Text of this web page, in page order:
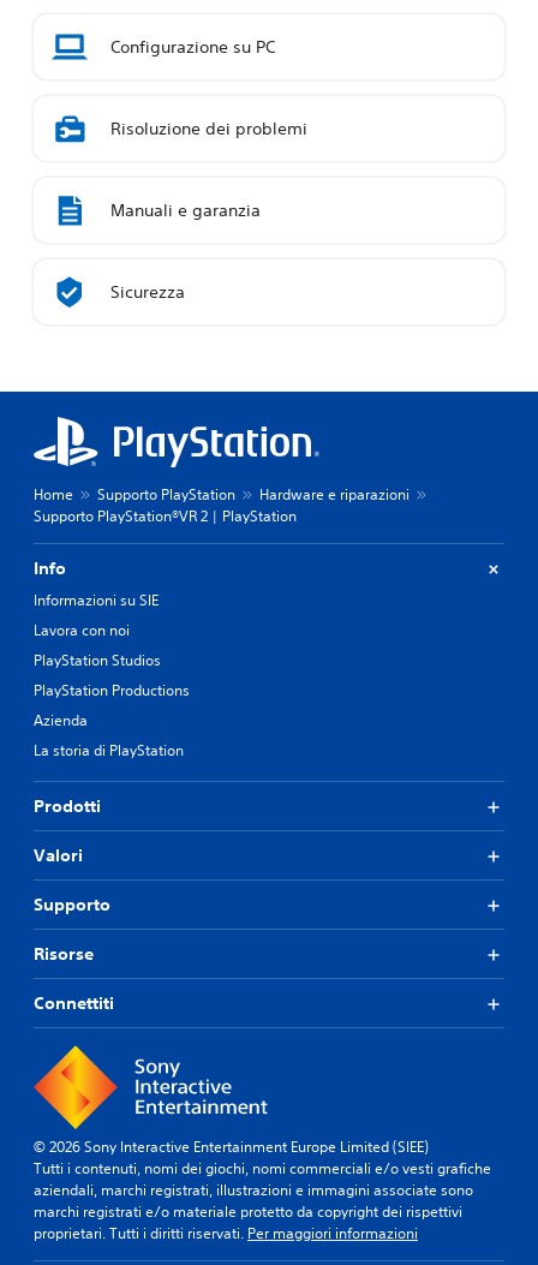
Configurazione su PC
Risoluzione dei problemi
Manuali e garanzia
Sicurezza
Home Supporto PlayStation
Hardware e riparazioni
Supporto PlayStation®VR 2 | PlayStation
Info
Informazioni su SIE
Lavora con noi
PlayStation Studios
PlayStation Productions
Azienda
La storia di PlayStation
Prodotti
Valori
Supporto
Risorse
Connettiti
© 2026 Sony Interactive Entertainment Europe Limited (SIEE)
Tutti i contenuti, nomi dei giochi, nomi commerciali e/o vesti grafiche
aziendali, marchi registrati, illustrazioni e immagini associate sono
marchi registrati e/o materiale protetto da copyright dei rispettivi
proprietari. Tutti i diritti riservati. Per maggiori informazioni